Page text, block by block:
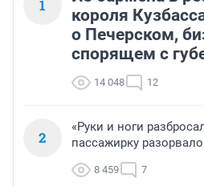
1
короля
о Печерском,
спорящем с
14 048 12
2
«Руки и ноги
пассажирку
8 459 7